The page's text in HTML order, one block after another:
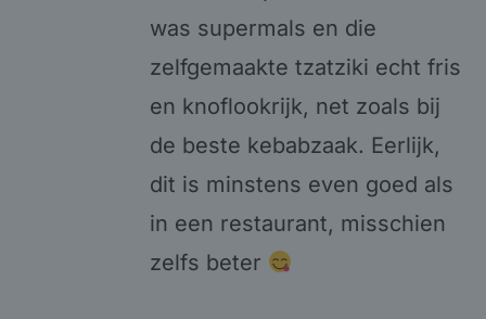
was supermals en die
zelfgemaakte tzatziki echt fris
en knoflookrijk, net zoals bij
de beste kebabzaak. Eerlijk,
dit is minstens even goed als
in een restaurant, misschien
zelfs beter